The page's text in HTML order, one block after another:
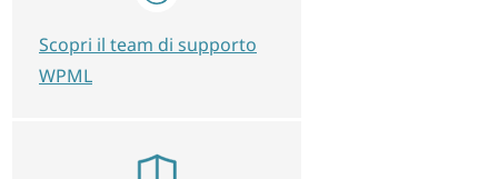
Scopri il team di supporto
WPML